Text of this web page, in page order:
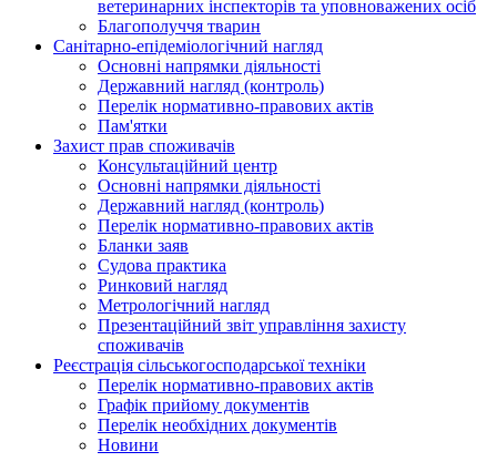
ветеринарних інспекторів та уповноважених осіб
Благополуччя тварин
Санітарно-епідеміологічний нагляд
Основні напрямки діяльності
Державний нагляд (контроль)
Перелік нормативно-правових актів
Пам'ятки
Захист прав споживачів
Консультаційний центр
Основні напрямки діяльності
Державний нагляд (контроль)
Перелік нормативно-правових актів
Бланки заяв
Судова практика
Ринковий нагляд
Метрологічний нагляд
Презентаційний звіт управління захисту
споживачів
Реєстрація сільськогосподарської техніки
Перелік нормативно-правових актів
Графік прийому документів
Перелік необхідних документів
Новини